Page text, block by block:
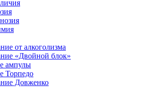
от алкоголизма
«Двойной блок»
ампулы
Торпедо
Довженко